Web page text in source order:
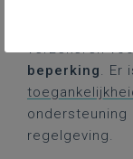
verzekeren
beperking. Er
ondersteuning
regelgeving.